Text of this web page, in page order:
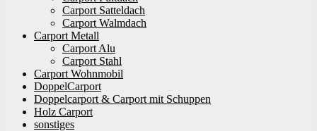
Carport Satteldach
Carport Walmdach
Carport Metall
Carport Alu
Carport Stahl
Carport Wohnmobil
DoppelCarport
Doppelcarport & Carport mit Schuppen
Holz Carport
sonstiges